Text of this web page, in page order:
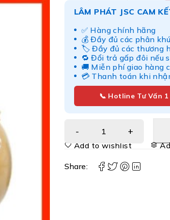
LÂM PHÁT JSC CAM
✅ Hàng chính hãng
💰 Đầy đủ các phân
🏷️ Đầy đủ các thương
🔁 Đổi trả gấp đôi nếu
🚚 Miễn phí giao hàng
💳 Thanh toán khi
📞 Hotline Tư Vấn 1
Add to wishlist
Share: